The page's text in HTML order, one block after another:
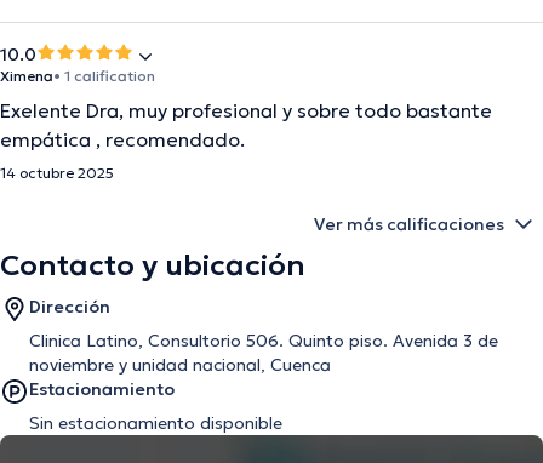
10.0
Ximena• 1 calification
Exelente Dra, muy profesional y sobre todo bastante
empática , recomendado.
14 octubre 2025
Ver más calificaciones
Contacto y ubicación
Dirección
Clinica Latino, Consultorio 506. Quinto piso. Avenida 3 de
noviembre y unidad nacional, Cuenca
Estacionamiento
Sin estacionamiento disponible